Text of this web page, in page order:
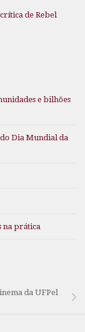
de Rebel
e bilhões
Dia Mundial da
na prática
da UFPel